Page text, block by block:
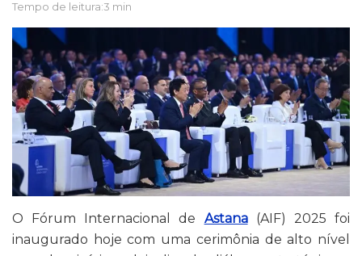
Tempo de leitura:3 min
O Fórum Internacional de Astana(AIF) 2025 foi
inaugurado hoje com uma cerimônia de alto nível